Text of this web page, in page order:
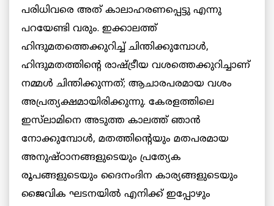
പരിധിവരെ അത് കാലാഹരണപ്പെട്ടു എന്നു
പറയേണ്ടി വരും. ഇക്കാലത്ത്
ഹിന്ദുമതത്തെക്കുറിച്ച് ചിന്തിക്കുമ്പോൾ,
ഹിന്ദുമതത്തിന്റെ രാഷ്ട്രീയ വശത്തെക്കുറിച്ചാണ്
നമ്മൾ ചിന്തിക്കുന്നത്; ആചാരപരമായ വശം
അപ്രത്യക്ഷമായിരിക്കുന്നു. കേരളത്തിലെ
ഇസ്‌ലാമിനെ അടുത്ത കാലത്ത് ഞാൻ
നോക്കുമ്പോൾ, മതത്തിന്റെയും മതപരമായ
അനുഷ്ഠാനങ്ങളുടെയും പ്രത്യേക
രൂപങ്ങളുടെയും ദൈനംദിന കാര്യങ്ങളുടെയും
ജൈവിക ഘടനയിൽ എനിക്ക് ഇപ്പോഴും